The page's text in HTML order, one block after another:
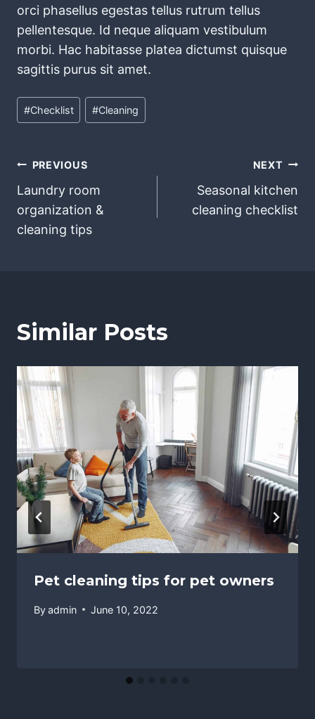
orci phasellus egestas tellus rutrum tellus
pellentesque. Id neque aliquam vestibulum
morbi. Hac habitasse platea dictumst quisque
sagittis purus sit amet.
Post
Tags:
#Checklist #Cleaning
Post
navigation
PREVIOUS
Laundry room
organization &
cleaning tips
NEXT
Seasonal kitchen
cleaning checklist
Similar Posts
Pet cleaning tips for pet owners
Byadmin June 10, 2022